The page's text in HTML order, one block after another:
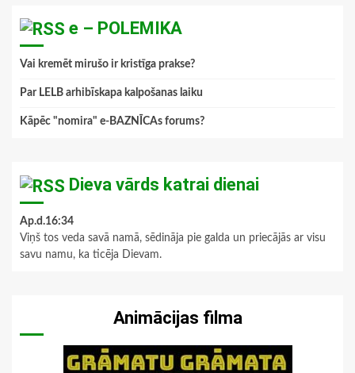
e – POLEMIKA
Vai kremēt mirušo ir kristīga prakse?
Par LELB arhibīskapa kalpošanas laiku
Kāpēc "nomira" e-BAZNĪCAs forums?
Dieva vārds katrai dienai
Ap.d.16:34
Viņš tos veda savā namā, sēdināja pie galda un priecājās ar visu
savu namu, ka ticēja Dievam.
Animācijas filma